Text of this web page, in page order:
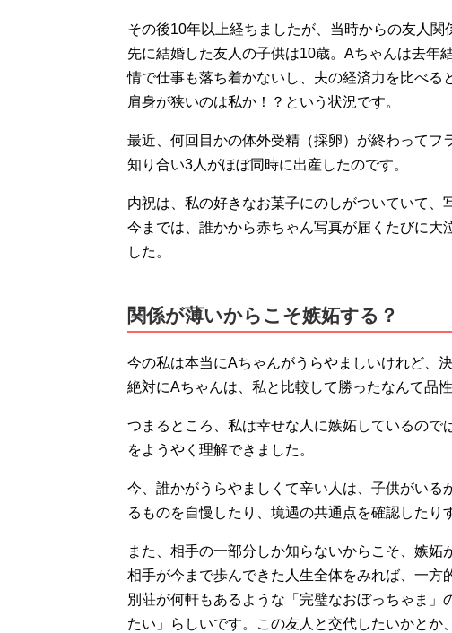
その後10年以上経ちましたが、当時からの友人関
先に結婚した友人の子供は10歳。Aちゃんは去年
情で仕事も落ち着かないし、夫の経済力を比べ
肩身が狭いのは私か！？という状況です。
最近、何回目かの体外受精（採卵）が終わってフ
知り合い3人がほぼ同時に出産したのです。
内祝は、私の好きなお菓子にのしがついていて、
今までは、誰かから赤ちゃん写真が届くたびに
した。
関係が薄いからこそ嫉妬する？
今の私は本当にAちゃんがうらやましいけれど、
絶対にAちゃんは、私と比較して勝ったなんて品
つまるところ、私は幸せな人に嫉妬しているの
をようやく理解できました。
今、誰かがうらやましくて辛い人は、子供がい
るものを自慢したり、境遇の共通点を確認したり
また、相手の一部分しか知らないからこそ、嫉妬
相手が今まで歩んできた人生全体をみれば、一
別荘が何軒もあるような「完璧なおぼっちゃま
たい」らしいです。この友人と交代したいかとか